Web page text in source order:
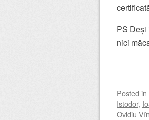
PS Deși
nici
Posted in
Istodor,
Ovidiu